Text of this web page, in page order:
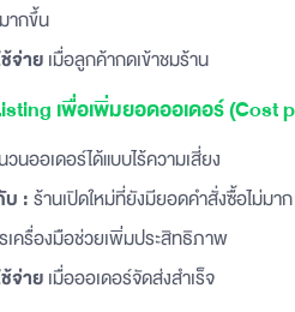
ากขึ้น
จ่ายเมื่อลูกค้ากดเข้าชมร้าน
เพื่อเพิ่มยอดออเดอร์ (Cost
นออเดอร์ได้แบบไร้ความเสี่ยง
บ :ร้านเปิดใหม่ที่ยังมียอดคำสั่งซื้อไม่มา
เครื่องมือช่วยเพิ่มประสิทธิภาพ
จ่ายเมื่อออเดอร์จัดส่งสำเร็จ